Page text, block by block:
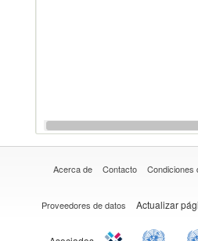
Acerca de Contacto Condiciones
Proveedores de datos Actualizar